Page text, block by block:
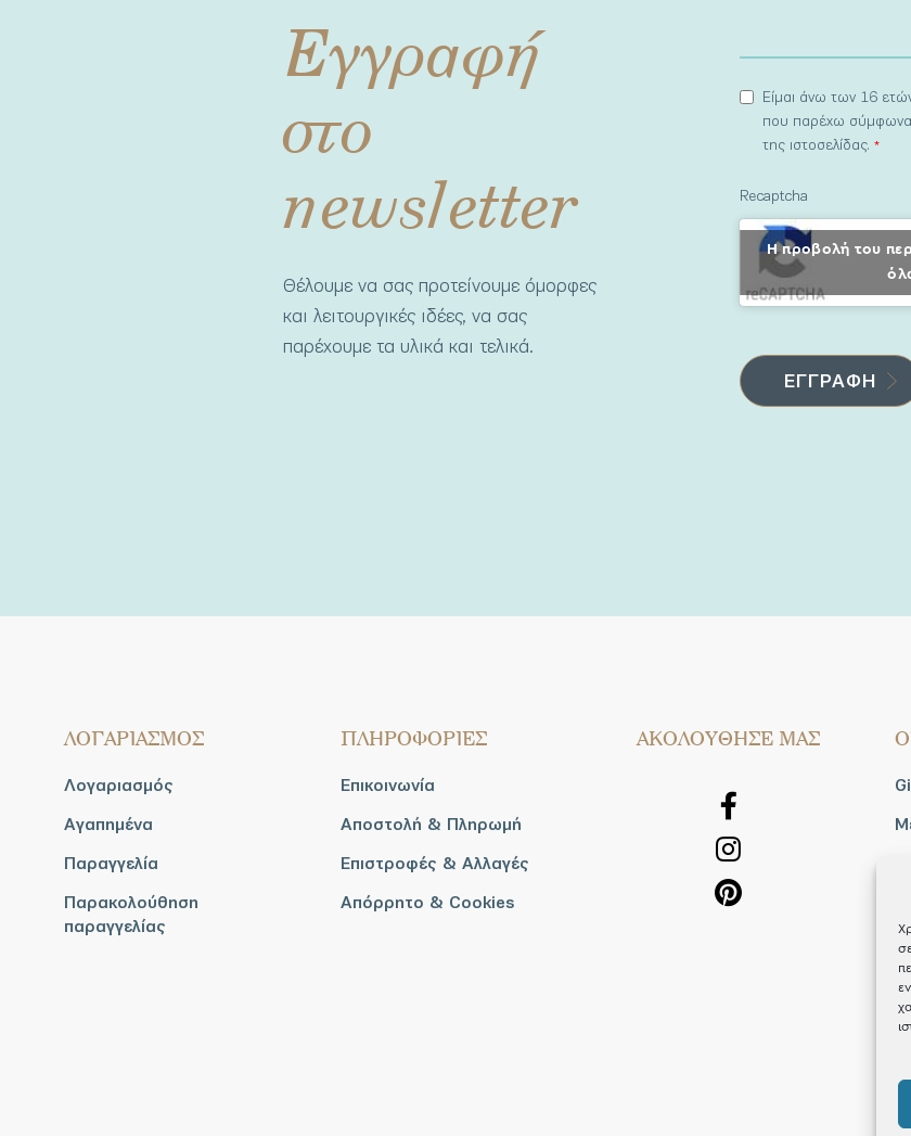
Εγγραφή
στο
newsletter
Θέλουμε να σας προτείνουμε όμορφες
και λειτουργικές ιδέες, να σας
παρέχουμε τα υλικά και τελικά.
Είμαι άνω των 16
που παρέχω σύμφωνα
της ιστοσελίδας.*
Recaptcha
Η προβολή του
ΛΟΓΑΡΙΑΣΜΟΣ
Λογαριασμός
Αγαπημένα
Παραγγελία
Παρακολούθηση
παραγγελίας
ΠΛΗΡΟΦΟΡΙΕΣ
Επικοινωνία
Αποστολή & Πληρωμή
Επιστροφές & Αλλαγές
Απόρρητο & Cookies
AΚΟΛΟΥΘΗΣΕ ΜΑΣ